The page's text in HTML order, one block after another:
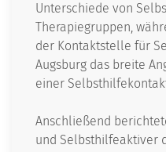
Unterschiede von
Therapiegruppen,
der Kontaktstelle für
Augsburg das breite
einer
Anschließend
und Selbsthilfeaktiver